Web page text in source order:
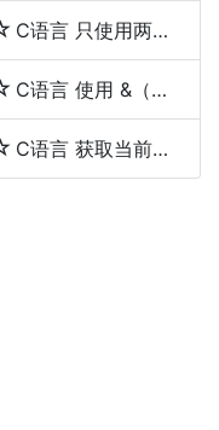
C语言 只使用两个指针反转一个单向链表
C语言 使用 &（取地址符）和 *（解引用符）
C语言 获取当前工作目录